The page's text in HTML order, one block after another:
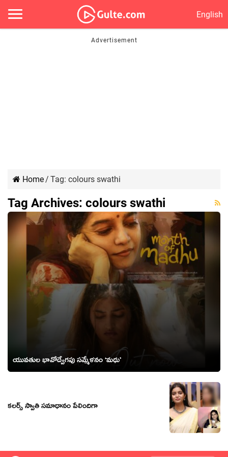
English
Home/ Tag: colours swathi
Tag Archives: colours swathi
యువతుల భావోద్వేగపు సమ్మేళనం ‘మధు’
కలర్స్ స్వాతి సమాధానం పేలిందిగా